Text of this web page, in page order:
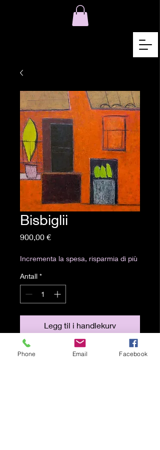
Bisbiglii
900,00 €Pris
Incrementa la spesa, risparmia di più
Antall *
Legg til i handlekurv
Pittura a olio 60x60 cm
Phone Email Facebook